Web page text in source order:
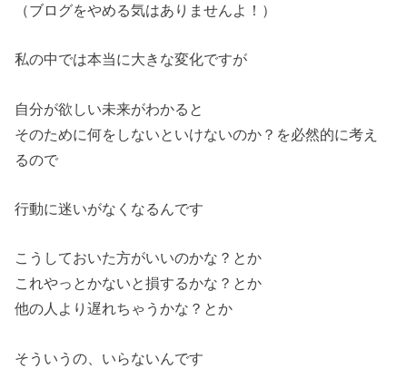
（ブログをやめる気はありませんよ！）
私の中では本当に大きな変化ですが
自分が欲しい未来がわかると
そのために何をしないといけないのか？を必然的に考え
るので
行動に迷いがなくなるんです
こうしておいた方がいいのかな？とか
これやっとかないと損するかな？とか
他の人より遅れちゃうかな？とか
そういうの、いらないんです